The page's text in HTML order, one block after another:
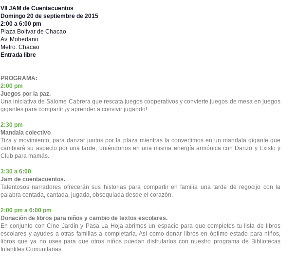
VII JAM de Cuentacuentos
Domingo 20 de septiembre de 2015
2:00 a 6:00 pm
Plaza Bolívar de Chacao
Av. Mohedano
Metro: Chacao
Entrada libre
PROGRAMA:
2:00 pm
Juegos por la paz.
Una iniciativa de Salomé Cabrera que rescata juegos cooperativos y convierte juegos de mesa en juegos
gigantes para compartir ¡y aprender a convivir jugando!
2:30 pm
Mandala colectivo
Tiza y movimiento, para danzar juntos por la plaza mientras la convertimos en un mandala gigante que
cambiará su aspecto por una tarde, uniéndonos en una misma energía armónica con Danzo y Existo y
Club para mamás.
3:30 a 6:00
Jam de cuentacuentos.
Talentosos narradores ofrecerán sus historias para compartir en familia una tarde de regocijo con la
palabra contada, cantada, jugada, obsequiada desde el corazón.
2:00 pm a 6:00 pm
Donación de libros para niños y cambio de textos escolares.
En conjunto con Cine Jardín y Pasa La Hoja abrimos un espacio para que completes tu lista de libros
escolares y ayudes a otras familias a completarla. Así como donar libros en óptimo estado para niños,
libros que ya no uses para que otros niños puedan disfrutarlos con nuestro programa de Bibliotecas
Infantiles Comunitarias.